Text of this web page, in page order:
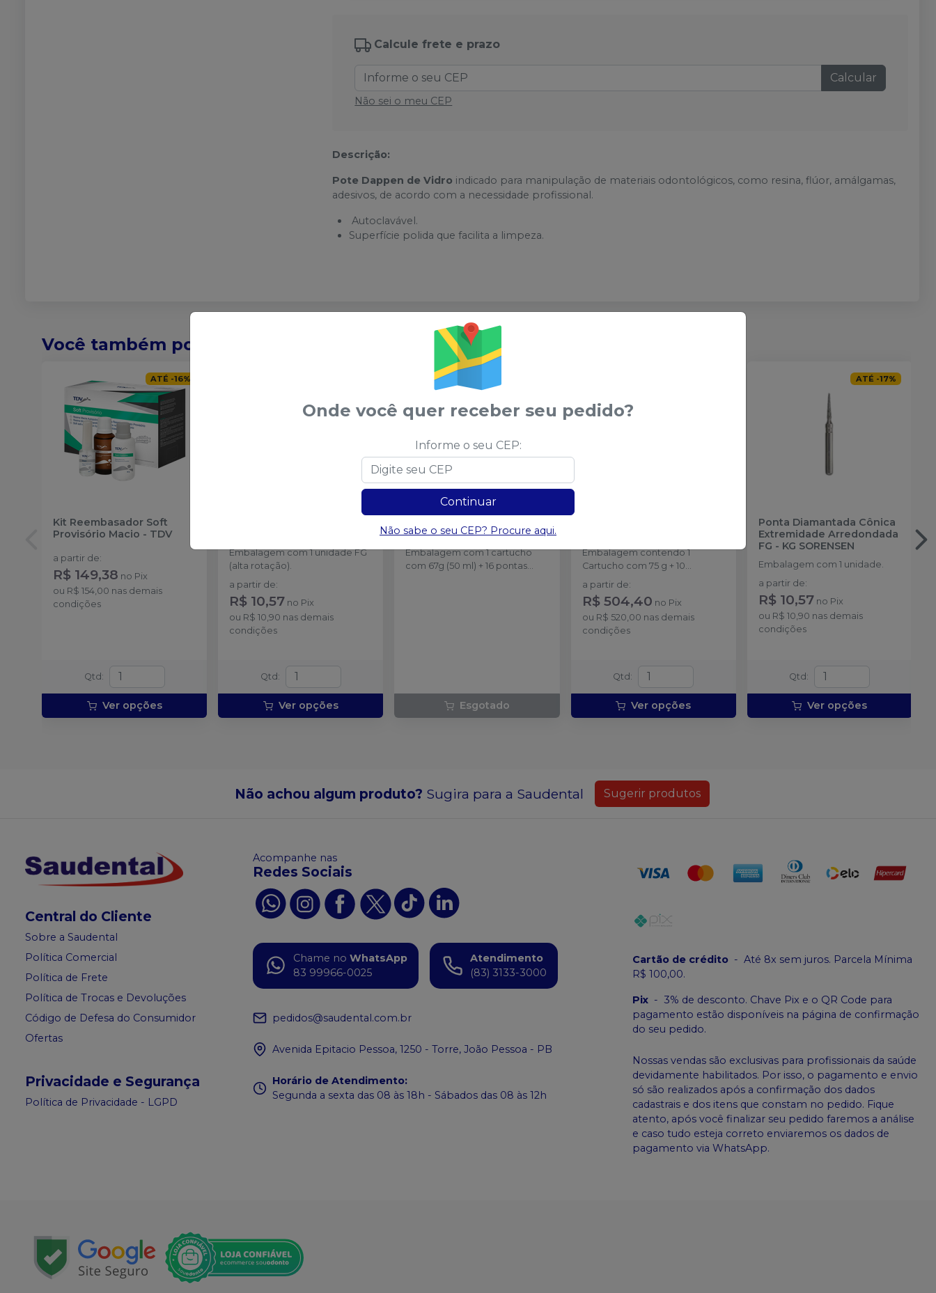
Calcule frete e prazo
Calcular
Não sei o meu CEP
Descrição:
Pote Dappen de Vidro indicado para manipulação de materiais odontológicos, como resina, flúor, amálgamas,
adesivos, de acordo com a necessidade profissional.
Autoclavável.
Superfície polida que facilita a limpeza.
Você também pode gostar desses
ATÉ -16%
Kit Reembasador Soft
Provisório Macio - TDV
a partir de:
R$ 149,38 no Pix
ou R$ 154,00 nas demais
condições
Qtd :
Ver opções
Embalagem com 1 unidade FG
(alta rotação).
a partir de:
R$ 10,57 no Pix
ou R$ 10,90 nas demais
condições
Qtd :
Ver opções
Protemp™ 4-SOLVENTUM
Embalagem com 1 cartucho
com 67g (50 ml) + 16 pontas
Esgotado
Embalagem contendo 1
Cartucho com 75 g + 10
ponteiras de automistura
a partir de:
R$ 504,40 no Pix
ou R$ 520,00 nas demais
condições
Qtd :
Ver opções
ATÉ -17%
Ponta Diamantada Cônica
Extremidade Arredondada
FG - KG SORENSEN
Embalagem com 1 unidade.
a partir de:
R$ 10,57 no Pix
ou R$ 10,90 nas demais
condições
Qtd :
Ver opções
Não achou algum produto? Sugira para a Saudental Sugerir produtos
Central do Cliente
Sobre a Saudental
Política Comercial
Política de Frete
Política de Trocas e Devoluções
Código de Defesa do Consumidor
Ofertas
Privacidade e Segurança
Política de Privacidade - LGPD
Acompanhe nas
Redes Sociais
Chame no WhatsApp
83 99966-0025
Atendimento
(83) 3133-3000
pedidos@saudental.com.br
Avenida Epitacio Pessoa, 1250 - Torre, João Pessoa - PB
Horário de Atendimento:
Segunda a sexta das 08 às 18h - Sábados das 08 às 12h
Cartão de crédito - Até 8x sem juros. Parcela Mínima
R$ 100,00.
Pix - 3% de desconto. Chave Pix e o QR Code para
pagamento estão disponíveis na página de confirmação
do seu pedido.
Nossas vendas são exclusivas para profissionais da saúde
devidamente habilitados. Por isso, o pagamento e envio
só são realizados após a confirmação dos dados
cadastrais e dos itens que constam no pedido. Fique
atento, após você finalizar seu pedido faremos a análise
e caso tudo esteja correto enviaremos os dados de
pagamento via WhatsApp.
Onde você quer receber seu pedido?
Informe o seu CEP:
Continuar
Não sabe o seu CEP? Procure aqui.